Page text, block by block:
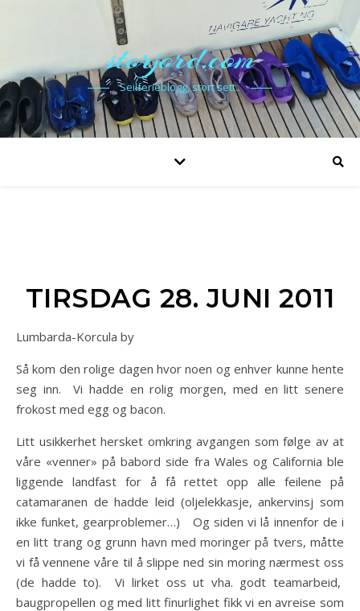
storjord.com
Seilferieblogg, stort sett..
TIRSDAG 28. JUNI 2011
Lumbarda-Korcula by
Så kom den rolige dagen hvor noen og enhver kunne hente
seg inn. Vi hadde en rolig morgen, med en litt senere
frokost med egg og bacon.
Litt usikkerhet hersket omkring avgangen som følge av at
våre «venner» på babord side fra Wales og California ble
liggende landfast for å få rettet opp alle feilene på
catamaranen de hadde leid (oljelekkasje, ankervinsj som
ikke funket, gearproblemer…) Og siden vi lå innenfor de i
en litt trang og grunn havn med moringer på tvers, måtte
vi få vennene våre til å slippe ned sin moring nærmest oss
(de hadde to). Vi lirket oss ut vha. godt teamarbeid,
baugpropellen og med litt finurlighet fikk vi en avreise som